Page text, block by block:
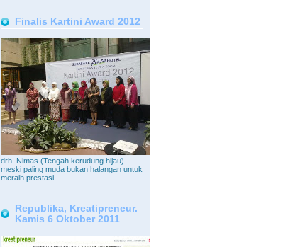
Finalis Kartini Award 2012
drh. Nimas (Tengah kerudung hijau)
meski paling muda bukan halangan untuk
meraih prestasi
Republika, Kreatipreneur.
Kamis 6 Oktober 2011